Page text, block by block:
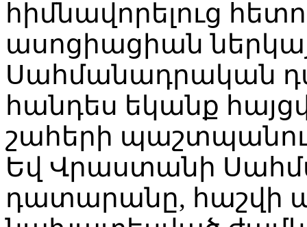
հիմնավորելուց
ասոցիացիան
Սահմանադրական
հանդես եկանք
շահերի
Եվ Վրաստանի
դատարանը, հաշվի